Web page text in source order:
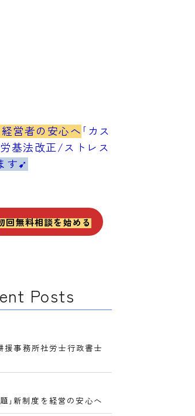
営者の安心へ ｢カス
基法改正/ストレス
す➹
回無料相談を始める
Posts
援事務所社労士行政書士
｣新制度を経営の安心へ